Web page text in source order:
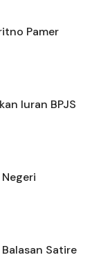
Pamer
Iuran BPJS
Satire